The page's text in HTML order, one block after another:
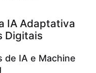
IA Adaptativa
Digitais
de IA e Machine